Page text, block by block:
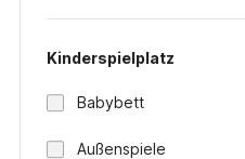
Kinderspielplatz
Babybett
Außenspiele